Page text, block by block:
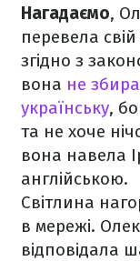
Нагадаємо,
перевела
згідно з
вона не
українську,
та не хоче
вона навела
англійською.
Світлина
в мережі.
відповідала